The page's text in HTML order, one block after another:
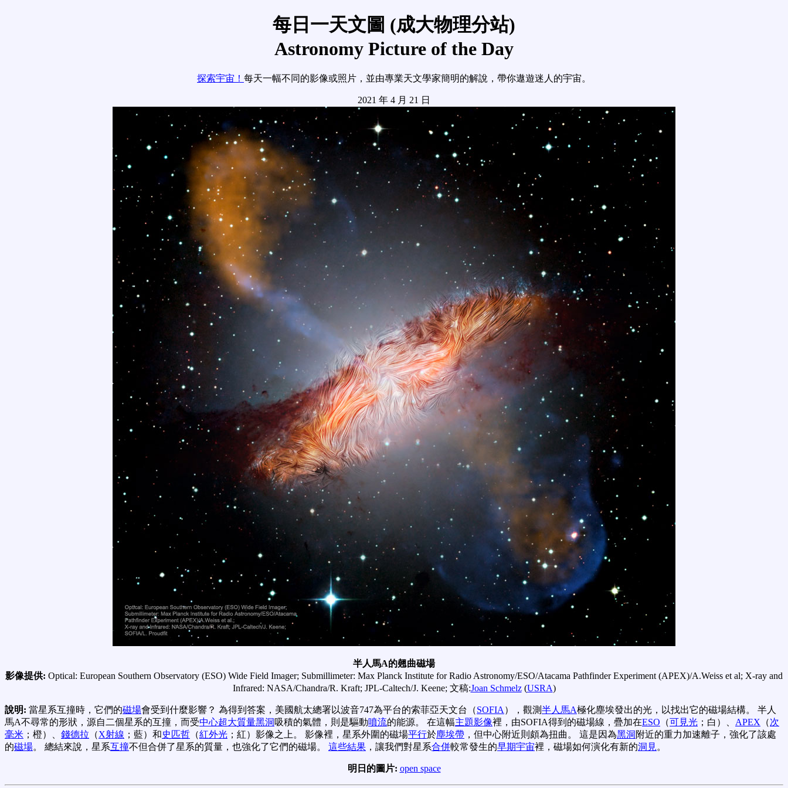
每日一天文圖 (成大物理分站)
Astronomy Picture of the Day
探索宇宙！ 每天一幅不同的影像或照片，並由專業天文學家簡明的解說，帶你遨遊迷人的宇宙。
2021 年 4 月 21 日
半人馬A的翹曲磁場
影像提供: Optical: European Southern Observatory (ESO) Wide Field Imager; Submillimeter: Max Planck Institute for Radio Astronomy/ESO/Atacama Pathfinder Experiment (APEX)/A.Weiss et al; X-ray and
Infrared: NASA/Chandra/R. Kraft; JPL-Caltech/J. Keene; 文稿:Joan Schmelz(USRA)
說明: 當星系互撞時，它們的磁場會受到什麼影響？ 為得到答案，美國航太總署以波音747為平台的索菲亞天文台（SOFIA ），觀測半人馬A極化塵埃發出的光，以找出它的磁場結構。 半人
馬A不尋常的形狀，源自二個星系的互撞，而受中心超大質量黑洞吸積的氣體，則是驅動噴流的能源。 在這幅主題影像裡，由SOFIA得到的磁場線，疊加在ESO （可見光 ；白）、 APEX （次
毫米 ；橙）、 錢德拉 （X射線 ；藍）和史匹哲 （紅外光 ；紅）影像之上。 影像裡，星系外圍的磁場平行於塵埃帶 ，但中心附近則頗為扭曲。 這是因為黑洞 附近的重力加速離子，強化了該處
的磁場。 總結來說，星系互撞不但合併了星系的質量，也強化了它們的磁場。 這些結果 ，讓我們對星系合併較常發生的早期宇宙裡，磁場如何演化有新的洞見。
明日的圖片: open space